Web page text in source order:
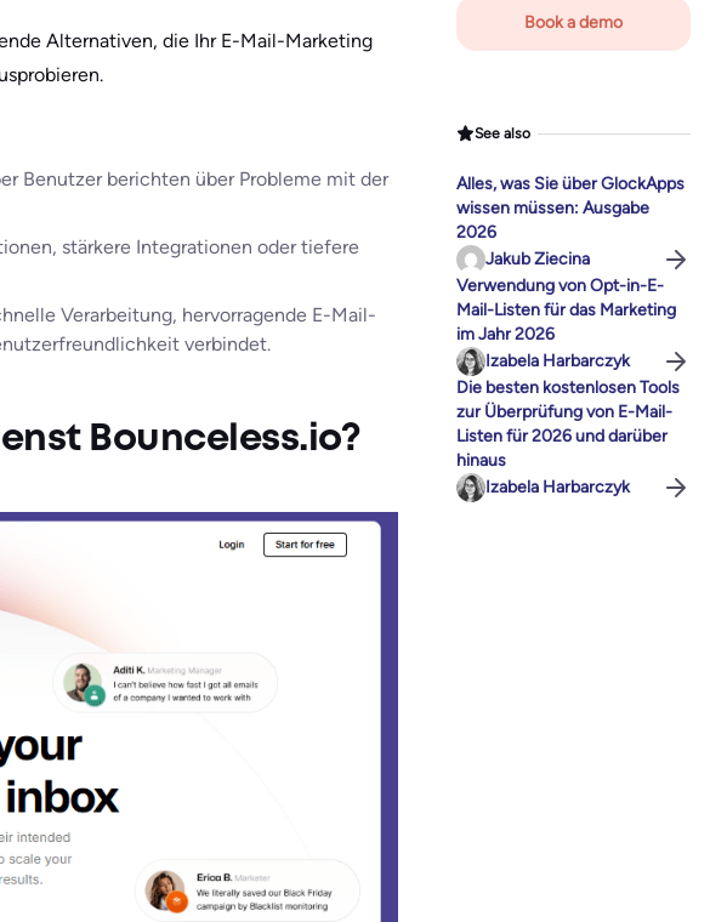
Alternativen, die Ihr E-Mail-Marketing
Benutzer berichten über Probleme mit der
stärkere Integrationen oder tiefere
Verarbeitung, hervorragende E-Mail-
verbindet.
Bounceless.io?
Book a demo
See also
Alles, was Sie über GlockApps
wissen müssen: Ausgabe
2026
Jakub Ziecina
Verwendung von Opt-in-E-
Mail-Listen für das Marketing
im Jahr 2026
Izabela Harbarczyk
Die besten kostenlosen Tools
zur Überprüfung von E-Mail-
Listen für 2026 und darüber
hinaus
Izabela Harbarczyk